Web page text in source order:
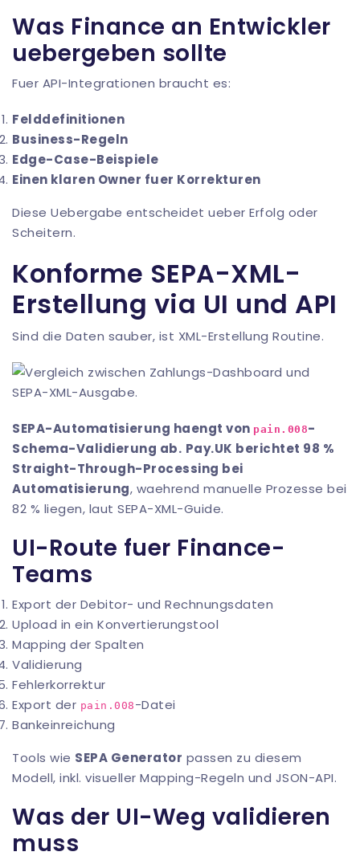
Was Finance an Entwickler
uebergeben sollte
Fuer API-Integrationen braucht es:
Felddefinitionen
Business-Regeln
Edge-Case-Beispiele
Einen klaren Owner fuer Korrekturen
Diese Uebergabe entscheidet ueber Erfolg oder
Scheitern.
Konforme SEPA-XML-
Erstellung via UI und API
Sind die Daten sauber, ist XML-Erstellung Routine.
SEPA-Automatisierung haengt von pain.008-
Schema-Validierung ab. Pay.UK berichtet 98 %
Straight-Through-Processing bei
Automatisierung, waehrend manuelle Prozesse bei
82 % liegen, laut SEPA-XML-Guide.
UI-Route fuer Finance-
Teams
Export der Debitor- und Rechnungsdaten
Upload in ein Konvertierungstool
Mapping der Spalten
Validierung
Fehlerkorrektur
Export der pain.008 -Datei
Bankeinreichung
Tools wie SEPA Generator passen zu diesem
Modell, inkl. visueller Mapping-Regeln und JSON-API.
Was der UI-Weg validieren
muss